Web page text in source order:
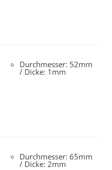
Durchmesser: 52mm
/ Dicke: 1mm
Durchmesser: 65mm
/ Dicke: 2mm